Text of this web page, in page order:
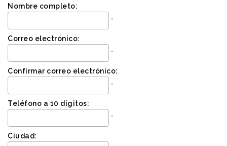
Nombre completo:
*
Correo electrónico:
*
Confirmar correo electrónico:
*
Teléfono a 10 dígitos:
*
Ciudad: